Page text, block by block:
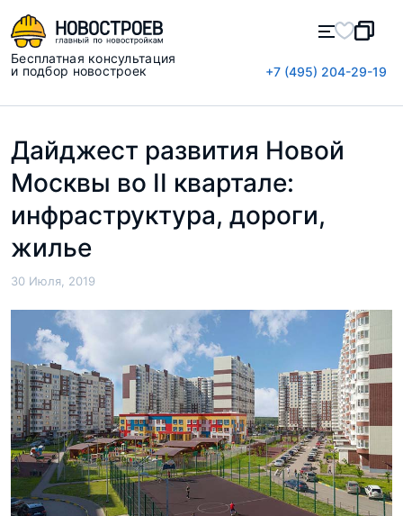
Бесплатная консультация
и подбор новостроек
+7 (495) 204-29-19
Дайджест развития Новой
Москвы во II квартале:
инфраструктура, дороги,
жилье
30 Июля, 2019